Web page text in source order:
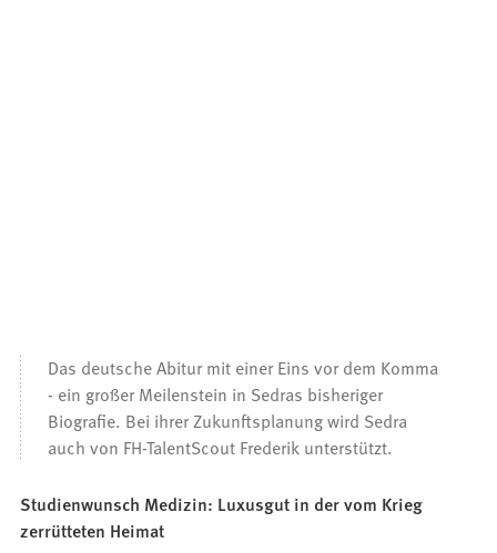
Das deutsche Abitur mit einer Eins vor dem Komma
- ein großer Meilenstein in Sedras bisheriger
Biografie. Bei ihrer Zukunftsplanung wird Sedra
auch von FH-TalentScout Frederik unterstützt.
Studienwunsch Medizin: Luxusgut in der vom Krieg
zerrütteten Heimat